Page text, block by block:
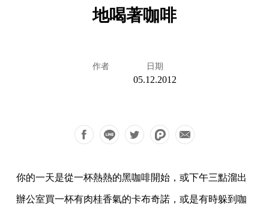
地喝著咖啡
作者 日期
05.12.2012
你的一天是從一杯熱熱的黑咖啡開始，或下午三點溜出
辦公室買一杯有肉桂香氣的卡布奇諾，或是有時躲到咖